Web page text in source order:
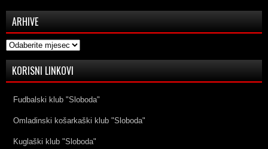
ARHIVE
Arhive
KORISNI LINKOVI
Fudbalski klub "Sloboda"
Omladinski košarkaški klub "Sloboda"
Kuglaški klub "Sloboda"